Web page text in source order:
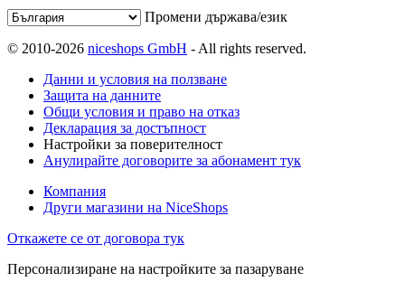
Промени държава/език
© 2010-2026 niceshops GmbH - All rights reserved.
Данни и условия на ползване
Защита на данните
Общи условия и право на отказ
Декларация за достъпност
Настройки за поверителност
Анулирайте договорите за абонамент тук
Компания
Други магазини на NiceShops
Откажете се от договора тук
Персонализиране на настройките за пазаруване